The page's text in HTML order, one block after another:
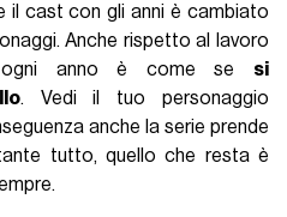
il cast con gli anni è cambiato
Anche rispetto al lavoro
ogni anno è come se si
. Vedi il tuo personaggio
anche la serie prende
tutto, quello che resta è